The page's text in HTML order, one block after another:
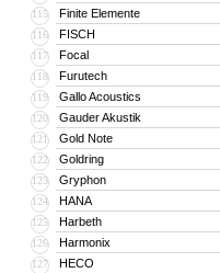
115 Finite Elemente
116 FISCH
117 Focal
118 Furutech
119 Gallo Acoustics
120 Gauder Akustik
121 Gold Note
122 Goldring
123 Gryphon
124 HANA
125 Harbeth
126 Harmonix
127 HECO